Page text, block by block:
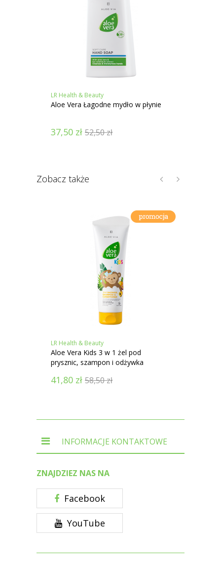
LR Health & Beauty
Aloe Vera Łagodne mydło w płynie
37,50 zł 52,50zł
Zobacz także
LR Health & Beauty
Aloe Vera Kids 3 w 1 żel pod
prysznic, szampon i odżywka
41,80 zł 58,50zł
INFORMACJE KONTAKTOWE
ZNAJDZIEZ NAS NA
Facebook
YouTube